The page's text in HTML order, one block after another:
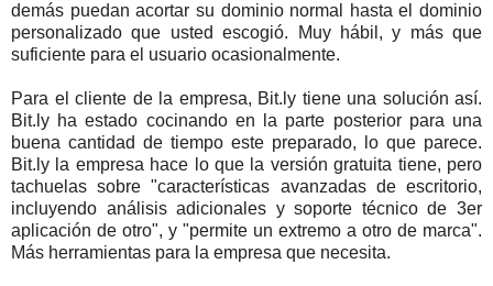
demás puedan acortar su dominio normal hasta el dominio
personalizado que usted escogió. Muy hábil, y más que
suficiente para el usuario ocasionalmente.
Para el cliente de la empresa, Bit.ly tiene una solución así.
Bit.ly ha estado cocinando en la parte posterior para una
buena cantidad de tiempo este preparado, lo que parece.
Bit.ly la empresa hace lo que la versión gratuita tiene, pero
tachuelas sobre "características avanzadas de escritorio,
incluyendo análisis adicionales y soporte técnico de 3er
aplicación de otro", y "permite un extremo a otro de marca".
Más herramientas para la empresa que necesita.